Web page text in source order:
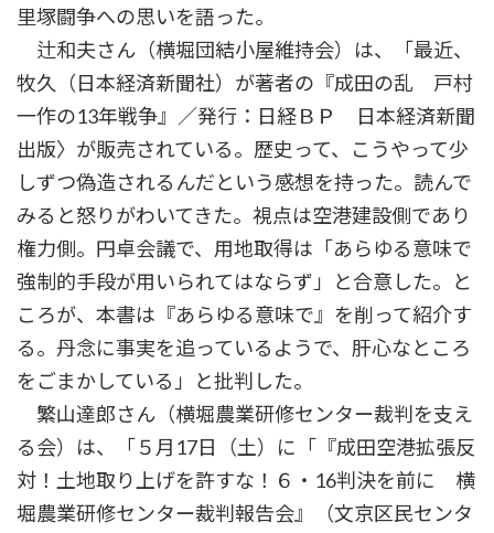
里塚闘争への思いを語った。
辻和夫さん（横堀団結小屋維持会）は、「最近、
牧久（日本経済新聞社）が著者の『成田の乱 戸村
一作の13年戦争』／発行：日経ＢＰ 日本経済新聞
出版〉が販売されている。歴史って、こうやって少
しずつ偽造されるんだという感想を持った。読んで
みると怒りがわいてきた。視点は空港建設側であり
権力側。円卓会議で、用地取得は「あらゆる意味で
強制的手段が用いられてはならず」と合意した。と
ころが、本書は『あらゆる意味で』を削って紹介す
る。丹念に事実を追っているようで、肝心なところ
をごまかしている」と批判した。
繁山達郎さん（横堀農業研修センター裁判を支え
る会）は、「５月17日（土）に「『成田空港拡張反
対！土地取り上げを許すな！６・16判決を前に 横
堀農業研修センター裁判報告会』（文京区民センタ